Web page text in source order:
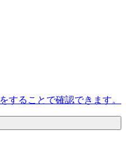
をすることで確認できます。